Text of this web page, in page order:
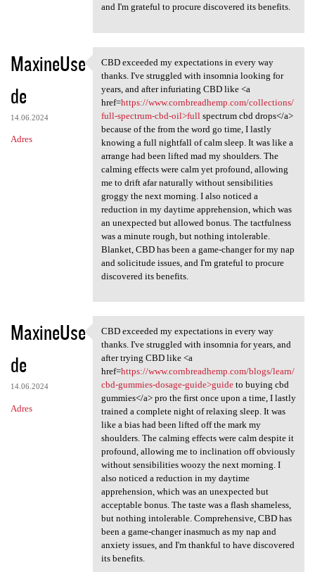
and I'm grateful to procure discovered its benefits.
MaxineUse
de
14.06.2024
Adres
CBD exceeded my expectations
CBD exceeded my expectations in every way
thanks. I've struggled with insomnia looking for
years, and after infuriating CBD like <a
href=https://www.cornbreadhemp.com/collections/
full-spectrum-cbd-oil>full spectrum cbd drops</a>
because of the from the word go time, I lastly
knowing a full nightfall of calm sleep. It was like a
arrange had been lifted mad my shoulders. The
calming effects were calm yet profound, allowing
me to drift afar naturally without sensibilities
groggy the next morning. I also noticed a
reduction in my daytime apprehension, which was
an unexpected but allowed bonus. The tactfulness
was a minute rough, but nothing intolerable.
Blanket, CBD has been a game-changer for my nap
and solicitude issues, and I'm grateful to procure
discovered its benefits.
MaxineUse
de
14.06.2024
Adres
CBD exceeded my expectations
CBD exceeded my expectations in every way
thanks. I've struggled with insomnia for years, and
after trying CBD like <a
href=https://www.cornbreadhemp.com/blogs/learn/
cbd-gummies-dosage-guide>guideto buying cbd
gummies</a> pro the first once upon a time, I lastly
trained a complete night of relaxing sleep. It was
like a bias had been lifted off the mark my
shoulders. The calming effects were calm despite it
profound, allowing me to inclination off obviously
without sensibilities woozy the next morning. I
also noticed a reduction in my daytime
apprehension, which was an unexpected but
acceptable bonus. The taste was a flash shameless,
but nothing intolerable. Comprehensive, CBD has
been a game-changer inasmuch as my nap and
anxiety issues, and I'm thankful to have discovered
its benefits.